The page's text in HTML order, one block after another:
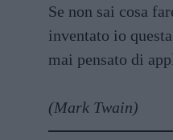
Se non sai cosa
inventato io
mai pensato di
(Mark Twain)